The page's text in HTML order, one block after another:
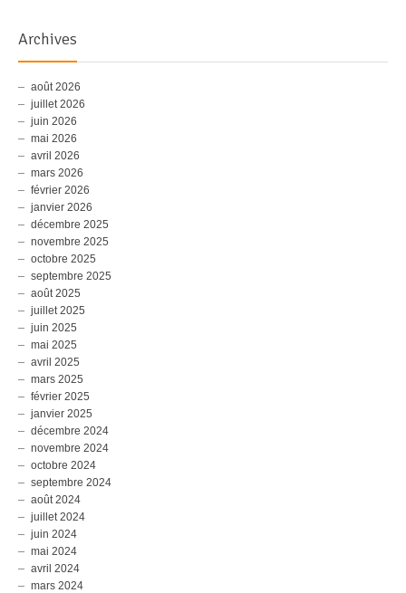
Archives
août 2026
juillet 2026
juin 2026
mai 2026
avril 2026
mars 2026
février 2026
janvier 2026
décembre 2025
novembre 2025
octobre 2025
septembre 2025
août 2025
juillet 2025
juin 2025
mai 2025
avril 2025
mars 2025
février 2025
janvier 2025
décembre 2024
novembre 2024
octobre 2024
septembre 2024
août 2024
juillet 2024
juin 2024
mai 2024
avril 2024
mars 2024